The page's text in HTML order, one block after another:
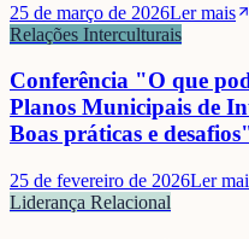
25 de março de 2026Ler mais
Relações Interculturais
Conferência "O que
Planos Municipais de
Boas práticas e
25 de fevereiro de 2026Ler
Liderança Relacional